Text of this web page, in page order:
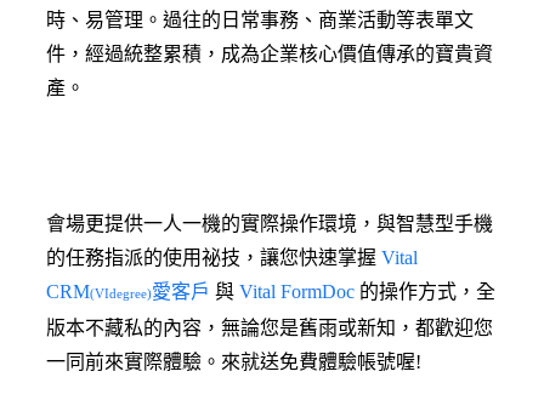
時、易管理。過往的日常事務、商業活動等表單文
件，經過統整累積，成為企業核心價值傳承的寶貴資
產。
會場更提供一人一機的實際操作環境，與智慧型手機
的任務指派的使用祕技，讓您快速掌握 Vital
CRM(VIdegree)愛客戶 與 Vital FormDoc 的操作方式，全
版本不藏私的內容，無論您是舊雨或新知，都歡迎您
一同前來實際體驗。來就送免費體驗帳號喔!